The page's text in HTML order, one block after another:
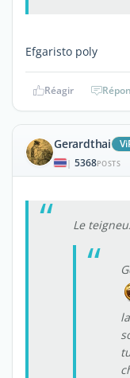
Efgaristo poly
Réagir
Gerardthai
| 5368POSTS
Le